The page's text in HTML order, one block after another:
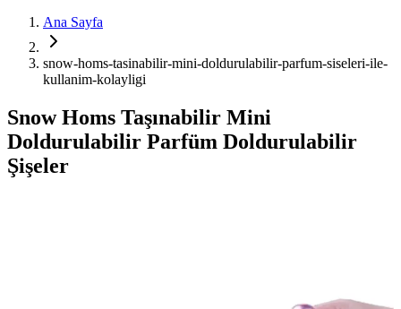
Ana Sayfa
snow-homs-tasinabilir-mini-doldurulabilir-parfum-siseleri-ile-
kullanim-kolayligi
Snow Homs Taşınabilir Mini
Doldurulabilir Parfüm Doldurulabilir
Şişeler